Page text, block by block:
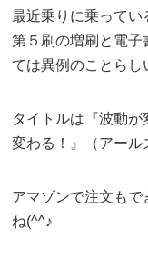
最近乗りに乗ってい
第５刷の増刷と電子
ては異例のことらし
タイトルは『波動
変わる！』（アール
アマゾンで注文も
ね(^^♪